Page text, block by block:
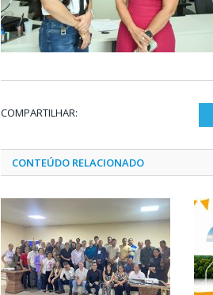
COMPARTILHAR:
CONTEÚDO RELACIONADO